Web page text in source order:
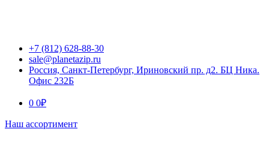
+7 (812) 628-88-30
sale@planetazip.ru
Россия, Санкт-Петербург, Ириновский пр. д2. БЦ Ника.
Офис 232Б
0 0₽
Наш ассортимент